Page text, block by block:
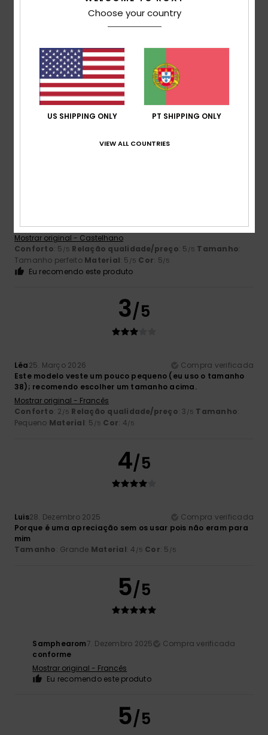
Muito pequenoDemasiado grande
5
Adoro estes ténis e estavam a um bom preço
Mostrar original - Castelhano
Conforto: 5 /5 Relação qualidade/preço: 5 /5 Tamanho:
Tamanho perfeito Material: 5 /5 Cor: 5/5
Eu recomendo este produto
3/5
Léa25. Março 2026
Compra verificada
Este modelo veste um pouco pequeno (eu uso o tamanho
38); recomendo escolher um tamanho acima.
Mostrar original - Francês
Conforto: 2 /5 Relação qualidade/preço: 3 /5 Tamanho:
Pequeno Material: 5 /5 Cor: 4/5
4/5
Luis28. Dezembro 2025
Compra verificada
Porque é uma apreciação sem os usar pois não eram para
mim
Tamanho: Grande Material: 4 /5 Cor: 5 /5
5/5
Samphearom7. Dezembro 2025
Compra verificada
conforme
Mostrar original - Francês
Eu recomendo este produto
5/5
Choose your country
US SHIPPING ONLY PT SHIPPING ONLY
VIEW ALL COUNTRIES